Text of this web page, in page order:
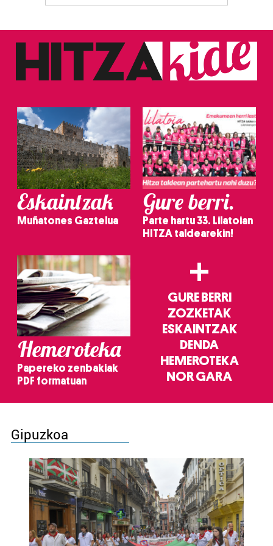
zerbitzuak hobetzeko asmoz, cookie teknologiaz
Eskaintzak
Muñatones Gaztelua
Gure berri.
Parte hartu 33. Lilatoian
HITZA taldearekin!
Hemeroteka
Papereko zenbakiak
PDF formatuan
+
GURE BERRI
ZOZKETAK
ESKAINTZAK
DENDA
HEMEROTEKA
NOR GARA
Gipuzkoa